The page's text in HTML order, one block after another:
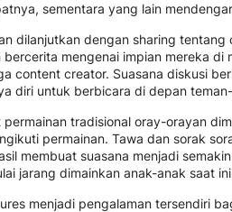
sementara yang lain
dilanjutkan dengan sharing
mengenai impian mereka di
content creator. Suasana diskusi
diri untuk berbicara di depan
permainan tradisional oray-orayan
permainan. Tawa dan sorak
membuat suasana menjadi
jarang dimainkan anak-anak saat
menjadi pengalaman tersendiri